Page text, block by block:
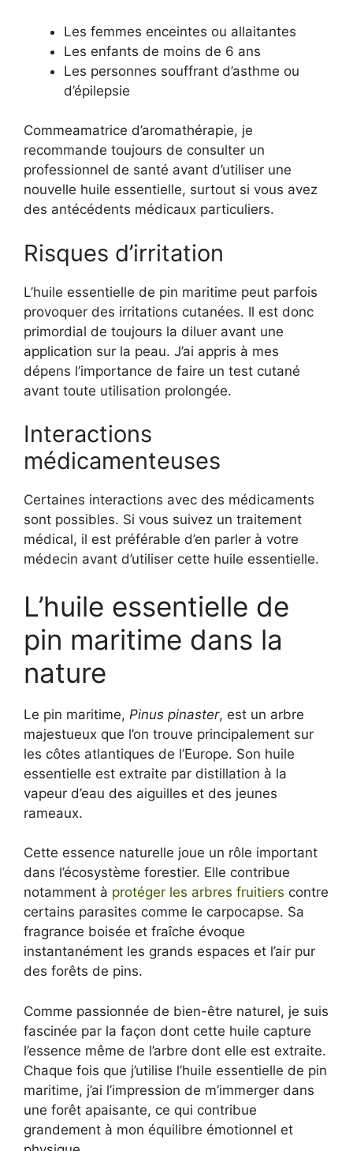
Les femmes enceintes ou allaitantes
Les enfants de moins de 6 ans
Les personnes souffrant d’asthme ou
d’épilepsie
Commeamatrice d’aromathérapie, je
recommande toujours de consulter un
professionnel de santé avant d’utiliser une
nouvelle huile essentielle, surtout si vous avez
des antécédents médicaux particuliers.
Risques d’irritation
L’huile essentielle de pin maritime peut parfois
provoquer des irritations cutanées. Il est donc
primordial de toujours la diluer avant une
application sur la peau. J’ai appris à mes
dépens l’importance de faire un test cutané
avant toute utilisation prolongée.
Interactions
médicamenteuses
Certaines interactions avec des médicaments
sont possibles. Si vous suivez un traitement
médical, il est préférable d’en parler à votre
médecin avant d’utiliser cette huile essentielle.
L’huile essentielle de
pin maritime dans la
nature
Le pin maritime, Pinus pinaster, est un arbre
majestueux que l’on trouve principalement sur
les côtes atlantiques de l’Europe. Son huile
essentielle est extraite par distillation à la
vapeur d’eau des aiguilles et des jeunes
rameaux.
Cette essence naturelle joue un rôle important
dans l’écosystème forestier. Elle contribue
notamment à protéger les arbres fruitiers contre
certains parasites comme le carpocapse. Sa
fragrance boisée et fraîche évoque
instantanément les grands espaces et l’air pur
des forêts de pins.
Comme passionnée de bien-être naturel, je suis
fascinée par la façon dont cette huile capture
l’essence même de l’arbre dont elle est extraite.
Chaque fois que j’utilise l’huile essentielle de pin
maritime, j’ai l’impression de m’immerger dans
une forêt apaisante, ce qui contribue
grandement à mon équilibre émotionnel et